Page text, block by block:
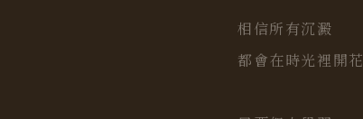
相信所有沉澱
都會在時光裡開花